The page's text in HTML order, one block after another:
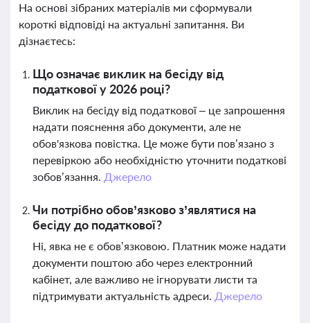
На основі зібраних матеріалів ми сформували
короткі відповіді на актуальні запитання. Ви
дізнаєтесь:
Що означає виклик на бесіду від
податкової у 2026 році?
Виклик на бесіду від податкової – це запрошення
надати пояснення або документи, але не
обов'язкова повістка. Це може бути пов’язано з
перевіркою або необхідністю уточнити податкові
зобов’язання. Джерело
Чи потрібно обов’язково з’являтися на
бесіду до податкової?
Ні, явка не є обов’язковою. Платник може надати
документи поштою або через електронний
кабінет, але важливо не ігнорувати листи та
підтримувати актуальність адреси. Джерело